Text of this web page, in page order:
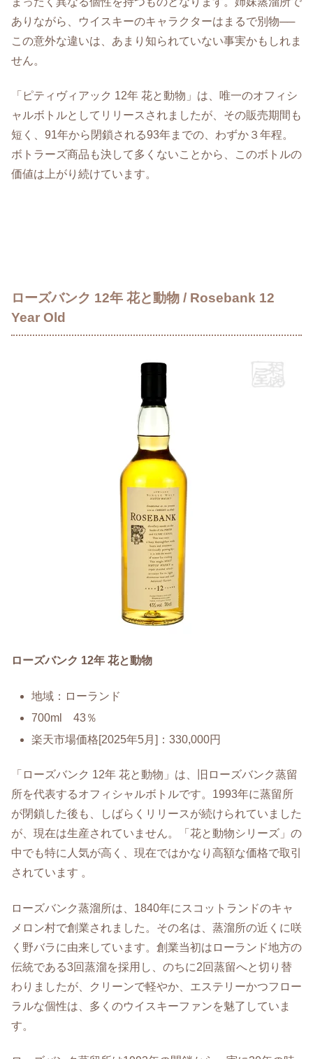
ありながら、ウイスキーのキャラクターはまるで別物──
この意外な違いは、あまり知られていない事実かもしれま
せん。
「ピティヴィアック 12年 花と動物」は、唯一のオフィシ
ャルボトルとしてリリースされましたが、その販売期間も
短く、91年から閉鎖される93年までの、わずか３年程。
ボトラーズ商品も決して多くないことから、このボトルの
価値は上がり続けています。
ローズバンク 12年 花と動物 / Rosebank 12
Year Old
ローズバンク 12年 花と動物
地域：ローランド
700ml 43％
楽天市場価格[2025年5月]：330,000円
「ローズバンク 12年 花と動物」は、旧ローズバンク蒸留
所を代表するオフィシャルボトルです。1993年に蒸留所
が閉鎖した後も、しばらくリリースが続けられていました
が、現在は生産されていません。「花と動物シリーズ」の
中でも特に人気が高く、現在ではかなり高額な価格で取引
されています 。
ローズバンク蒸溜所は、1840年にスコットランドのキャ
メロン村で創業されました。その名は、蒸溜所の近くに咲
く野バラに由来しています。創業当初はローランド地方の
伝統である3回蒸溜を採用し、のちに2回蒸留へと切り替
わりましたが、クリーンで軽やか、エステリーかつフロー
ラルな個性は、多くのウイスキーファンを魅了していま
す。